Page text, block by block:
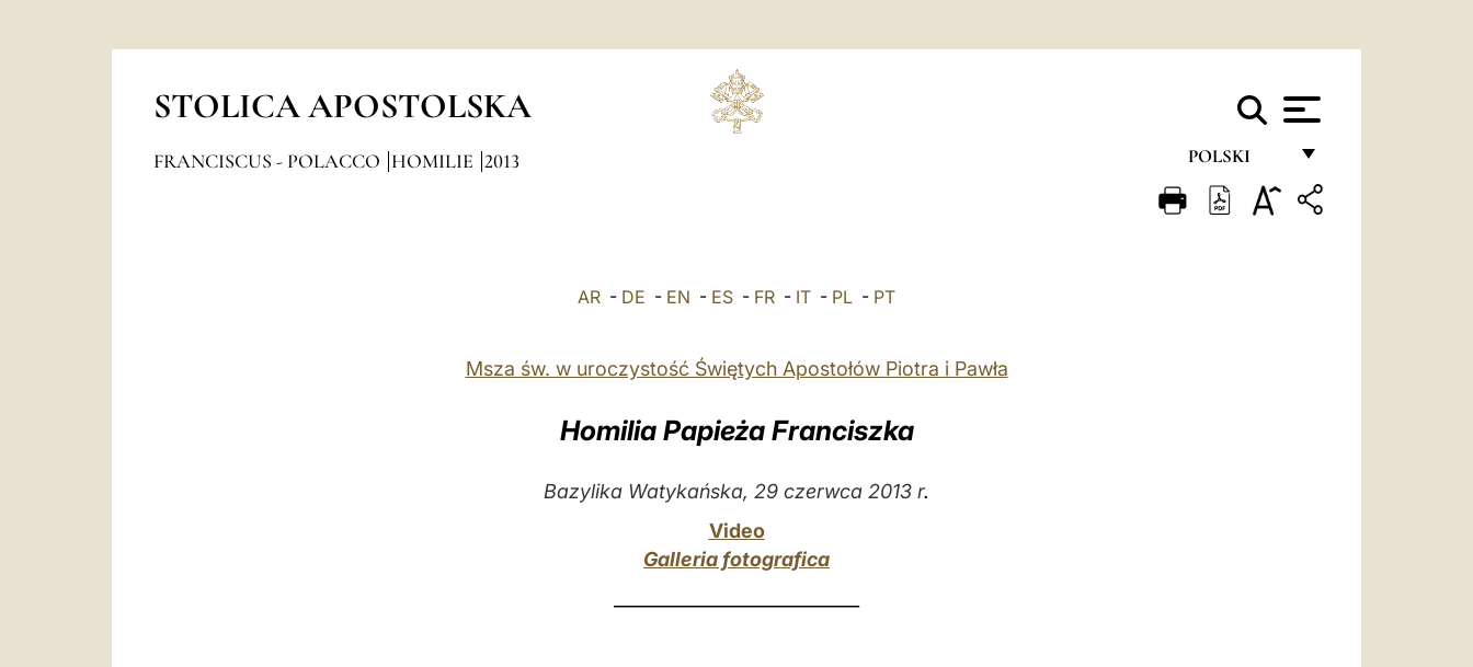
STOLICA APOSTOLSKA
POLSKI
FRANÇAIS
FRANCISCUS - POLACCO HOMILIE 2013
AR - DE - EN - ES - FR - IT - PL - PT
Msza św. w uroczystość Świętych Apostołów Piotra i Pawła
Homilia Papieża Franciszka
Bazylika Watykańska, 29 czerwca 2013 r.
Video
Galleria fotografica